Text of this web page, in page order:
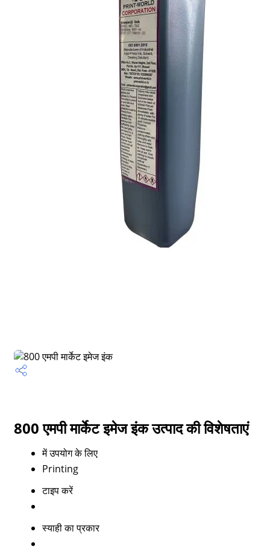
800 एमपी मार्केट इमेज इंक उत्पाद की विशेषताएं
में उपयोग के लिए
Printing
टाइप करें
स्याही का प्रकार